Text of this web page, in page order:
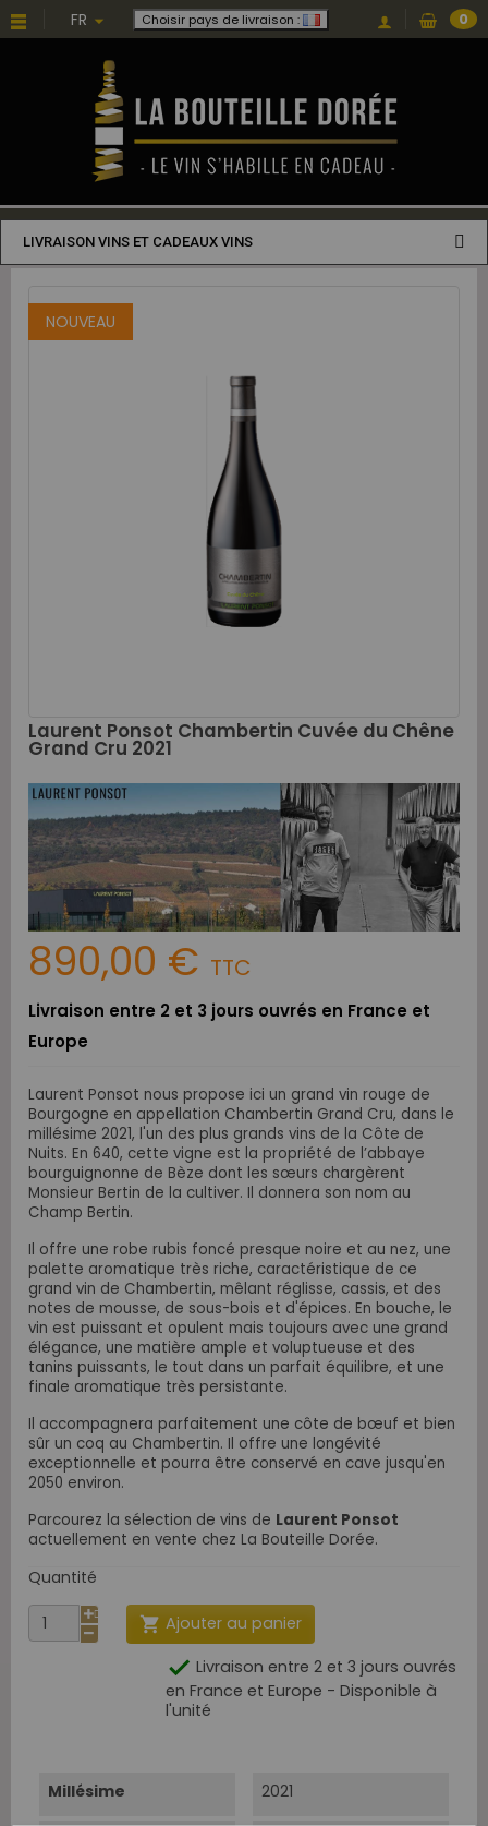
FR Choisir pays de livraison : 0
LIVRAISON VINS ET CADEAUX VINS
NOUVEAU
Laurent Ponsot Chambertin Cuvée du Chêne
Grand Cru 2021
890,00 € TTC
Livraison entre 2 et 3 jours ouvrés en France et
Europe
Laurent Ponsot nous propose ici un grand vin rouge de
Bourgogne en appellation Chambertin Grand Cru, dans le
millésime 2021, l'un des plus grands vins de la Côte de
Nuits. En 640, cette vigne est la propriété de l’abbaye
bourguignonne de Bèze dont les sœurs chargèrent
Monsieur Bertin de la cultiver. Il donnera son nom au
Champ Bertin.
Il offre une robe rubis foncé presque noire et au nez, une
palette aromatique très riche, caractéristique de ce
grand vin de Chambertin, mêlant réglisse, cassis, et des
notes de mousse, de sous-bois et d'épices. En bouche, le
vin est puissant et opulent mais toujours avec une grand
élégance, une matière ample et voluptueuse et des
tanins puissants, le tout dans un parfait équilibre, et une
finale aromatique très persistante.
Il accompagnera parfaitement une côte de bœuf et bien
sûr un coq au Chambertin. Il offre une longévité
exceptionnelle et pourra être conservé en cave jusqu'en
2050 environ.
Parcourez la sélection de vins de Laurent Ponsot
actuellement en vente chez La Bouteille Dorée.
Quantité
 Ajouter au panier
 Livraison entre 2 et 3 jours ouvrés
en France et Europe - Disponible à
l'unité
Millésime 2021